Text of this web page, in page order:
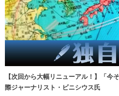
【次回から大幅リニューアル！】「
際ジャーナリスト・ビニシウス氏